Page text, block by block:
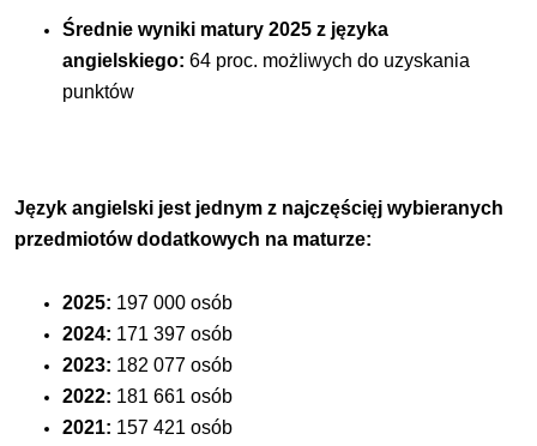
Średnie wyniki matury 2025 z języka
angielskiego:64 proc. możliwych do uzyskania
punktów
Język angielski jest jednym z najczęścięj wybieranych
przedmiotów dodatkowych na maturze:
2025: 197 000 osób
2024: 171 397 osób
2023: 182 077 osób
2022: 181 661 osób
2021: 157 421 osób